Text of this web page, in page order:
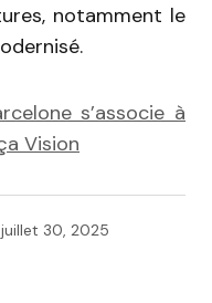
notamment le
s’associe à
Vision
juillet 30, 2025